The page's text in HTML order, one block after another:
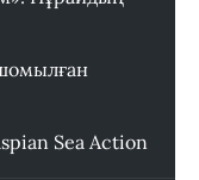
Sea Action